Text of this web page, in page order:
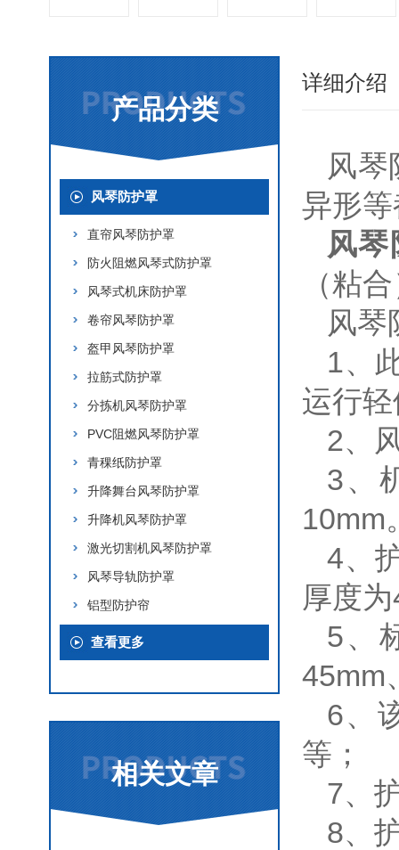
产品分类
风琴防护罩
直帘风琴防护罩
防火阻燃风琴式防护罩
风琴式机床防护罩
卷帘风琴防护罩
盔甲风琴防护罩
拉筋式防护罩
分拣机风琴防护罩
PVC阻燃风琴防护罩
青稞纸防护罩
升降舞台风琴防护罩
升降机风琴防护罩
激光切割机风琴防护罩
风琴导轨防护罩
铝型防护帘
查看更多
相关文章
详细介绍
风
异形
风
（粘
风琴
1、
运行
2、
3、
10mm
4、
厚度
5、
45mm
6、
等；
7、
8、